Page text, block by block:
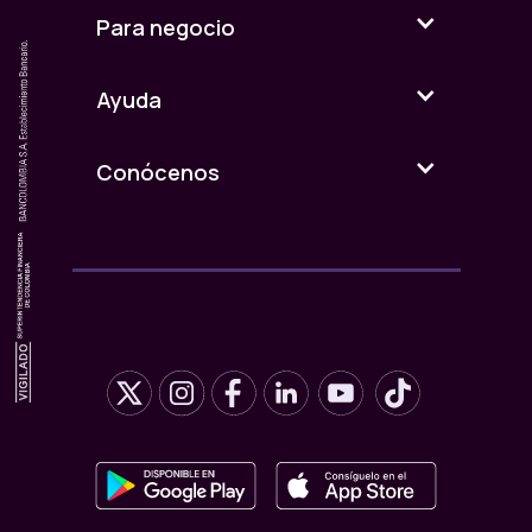
Para negocio
Ayuda
Conócenos